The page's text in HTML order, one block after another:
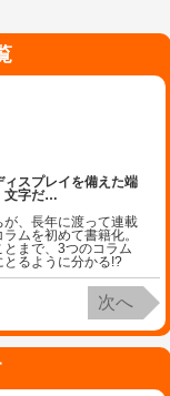
スプレイを備えた端
文字だ…
、長年に渡って連載
ムを初めて書籍化。
まで、3つのコラム
るように分かる!?
次へ